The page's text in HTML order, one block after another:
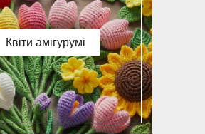
Квіти амігурумі